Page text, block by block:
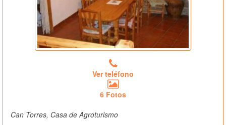
Ver teléfono
6 Fotos
Can Torres, Casa de Agroturismo